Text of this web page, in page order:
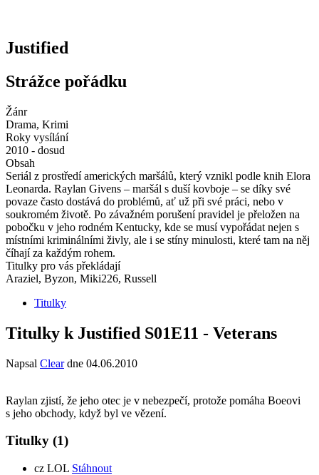
Justified
Strážce pořádku
Žánr
Drama, Krimi
Roky vysílání
2010 - dosud
Obsah
Seriál z prostředí amerických maršálů, který vznikl podle knih Elora
Leonarda. Raylan Givens – maršál s duší kovboje – se díky své
povaze často dostává do problémů, ať už při své práci, nebo v
soukromém životě. Po závažném porušení pravidel je přeložen na
pobočku v jeho rodném Kentucky, kde se musí vypořádat nejen s
místními kriminálními živly, ale i se stíny minulosti, které tam na něj
číhají za každým rohem.
Titulky pro vás překládají
Araziel, Byzon, Miki226, Russell
Titulky
Titulky k Justified S01E11 - Veterans
Napsal Cleardne 04.06.2010
Raylan zjistí, že jeho otec je v nebezpečí, protože pomáha Boeovi
s jeho obchody, když byl ve vězení.
Titulky (1)
cz LOL Stáhnout